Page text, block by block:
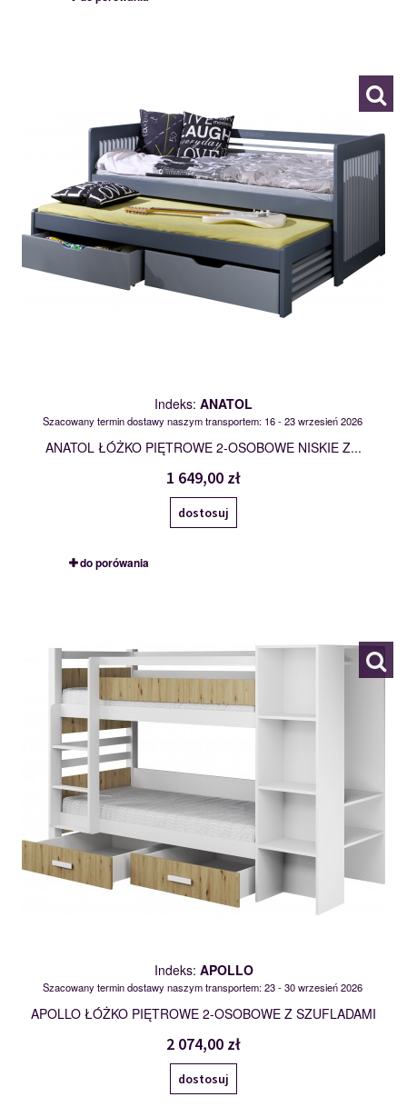
Indeks: ANATOL
Szacowany termin dostawy naszym transportem: 16 - 23 wrzesień 2026
ANATOL ŁÓŻKO PIĘTROWE 2-OSOBOWE NISKIE Z...
1 649,00 zł
dostosuj
do porówania
Indeks: APOLLO
Szacowany termin dostawy naszym transportem: 23 - 30 wrzesień 2026
APOLLO ŁÓŻKO PIĘTROWE 2-OSOBOWE Z SZUFLADAMI
2 074,00 zł
dostosuj